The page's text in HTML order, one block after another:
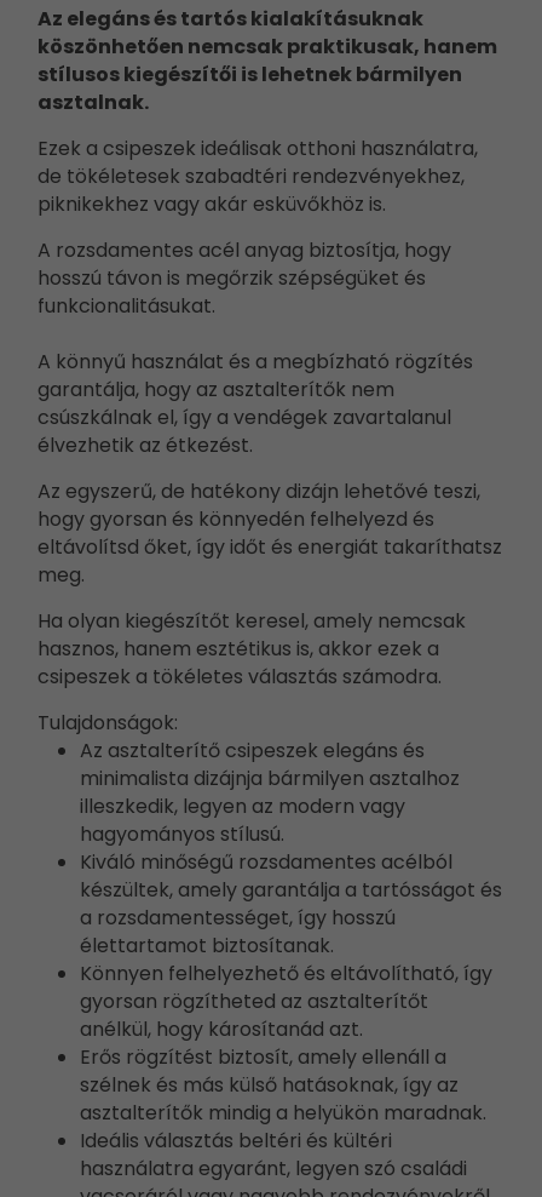
Az elegáns és tartós kialakításuknak
köszönhetően nemcsak praktikusak, hanem
stílusos kiegészítői is lehetnek bármilyen
asztalnak.
Ezek a csipeszek ideálisak otthoni használatra,
de tökéletesek szabadtéri rendezvényekhez,
piknikekhez vagy akár esküvőkhöz is.
A rozsdamentes acél anyag biztosítja, hogy
hosszú távon is megőrzik szépségüket és
funkcionalitásukat.
A könnyű használat és a megbízható rögzítés
garantálja, hogy az asztalterítők nem
csúszkálnak el, így a vendégek zavartalanul
élvezhetik az étkezést.
Az egyszerű, de hatékony dizájn lehetővé teszi,
hogy gyorsan és könnyedén felhelyezd és
eltávolítsd őket, így időt és energiát takaríthatsz
meg.
Ha olyan kiegészítőt keresel, amely nemcsak
hasznos, hanem esztétikus is, akkor ezek a
csipeszek a tökéletes választás számodra.
Tulajdonságok:
Az asztalterítő csipeszek elegáns és
minimalista dizájnja bármilyen asztalhoz
illeszkedik, legyen az modern vagy
hagyományos stílusú.
Kiváló minőségű rozsdamentes acélból
készültek, amely garantálja a tartósságot és
a rozsdamentességet, így hosszú
élettartamot biztosítanak.
Könnyen felhelyezhető és eltávolítható, így
gyorsan rögzítheted az asztalterítőt
anélkül, hogy károsítanád azt.
Erős rögzítést biztosít, amely ellenáll a
szélnek és más külső hatásoknak, így az
asztalterítők mindig a helyükön maradnak.
Ideális választás beltéri és kültéri
használatra egyaránt, legyen szó családi